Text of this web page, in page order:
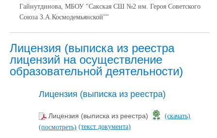
Гайнутдинова, МБОУ "Сакская СШ №2 им. Героя Советского
Союза З.А.Космодемьянской""
Лицензия (выписка из реестра
лицензий на осуществление
образовательной деятельности)
Лицензия (выписка из реестра)
Лицензия (выписка из реестра)
(скачать)
(посмотреть) (текст документа)